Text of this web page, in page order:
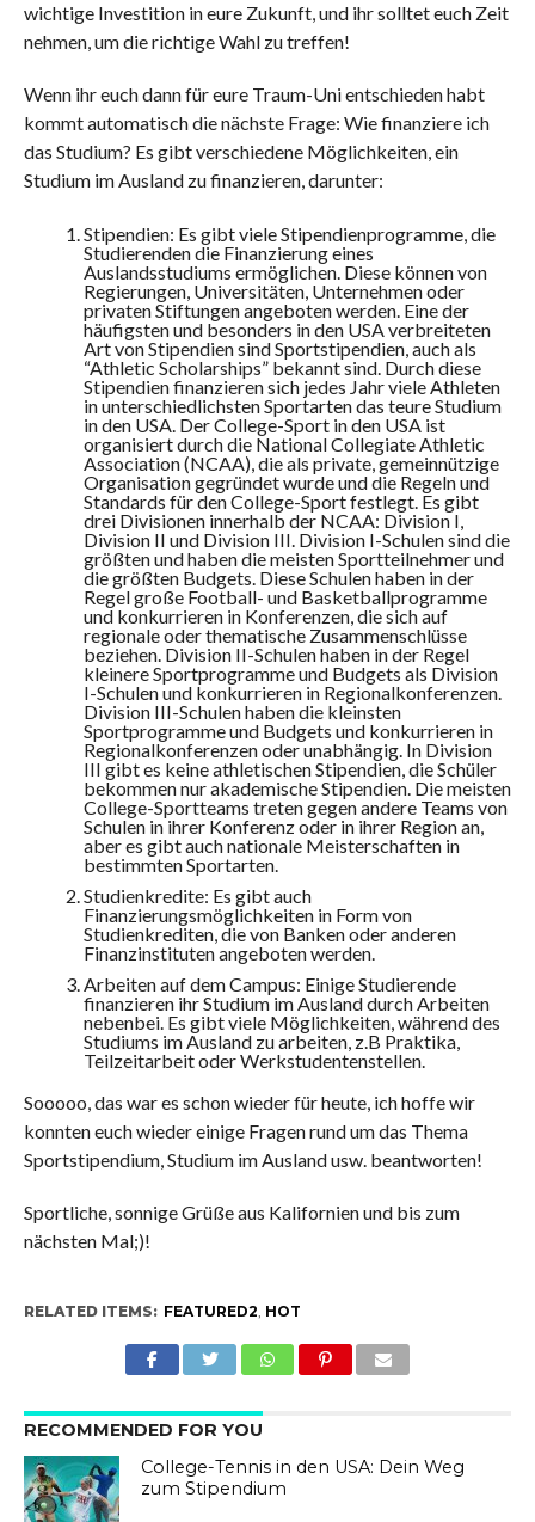
wichtige Investition in eure Zukunft, und ihr solltet euch Zeit
nehmen, um die richtige Wahl zu treffen!
Wenn ihr euch dann für eure Traum-Uni entschieden habt
kommt automatisch die nächste Frage: Wie finanziere ich
das Studium? Es gibt verschiedene Möglichkeiten, ein
Studium im Ausland zu finanzieren, darunter:
Stipendien: Es gibt viele Stipendienprogramme, die
Studierenden die Finanzierung eines
Auslandsstudiums ermöglichen. Diese können von
Regierungen, Universitäten, Unternehmen oder
privaten Stiftungen angeboten werden. Eine der
häufigsten und besonders in den USA verbreiteten
Art von Stipendien sind Sportstipendien, auch als
“Athletic Scholarships” bekannt sind. Durch diese
Stipendien finanzieren sich jedes Jahr viele Athleten
in unterschiedlichsten Sportarten das teure Studium
in den USA. Der College-Sport in den USA ist
organisiert durch die National Collegiate Athletic
Association (NCAA), die als private, gemeinnützige
Organisation gegründet wurde und die Regeln und
Standards für den College-Sport festlegt. Es gibt
drei Divisionen innerhalb der NCAA: Division I,
Division II und Division III. Division I-Schulen sind die
größten und haben die meisten Sportteilnehmer und
die größten Budgets. Diese Schulen haben in der
Regel große Football- und Basketballprogramme
und konkurrieren in Konferenzen, die sich auf
regionale oder thematische Zusammenschlüsse
beziehen. Division II-Schulen haben in der Regel
kleinere Sportprogramme und Budgets als Division
I-Schulen und konkurrieren in Regionalkonferenzen.
Division III-Schulen haben die kleinsten
Sportprogramme und Budgets und konkurrieren in
Regionalkonferenzen oder unabhängig. In Division
III gibt es keine athletischen Stipendien, die Schüler
bekommen nur akademische Stipendien. Die meisten
College-Sportteams treten gegen andere Teams von
Schulen in ihrer Konferenz oder in ihrer Region an,
aber es gibt auch nationale Meisterschaften in
bestimmten Sportarten.
Studienkredite: Es gibt auch
Finanzierungsmöglichkeiten in Form von
Studienkrediten, die von Banken oder anderen
Finanzinstituten angeboten werden.
Arbeiten auf dem Campus: Einige Studierende
finanzieren ihr Studium im Ausland durch Arbeiten
nebenbei. Es gibt viele Möglichkeiten, während des
Studiums im Ausland zu arbeiten, z.B Praktika,
Teilzeitarbeit oder Werkstudentenstellen.
Sooooo, das war es schon wieder für heute, ich hoffe wir
konnten euch wieder einige Fragen rund um das Thema
Sportstipendium, Studium im Ausland usw. beantworten!
Sportliche, sonnige Grüße aus Kalifornien und bis zum
nächsten Mal;)!
RELATED ITEMS: FEATURED2, HOT
RECOMMENDED FOR YOU
College-Tennis in den USA: Dein Weg
zum Stipendium